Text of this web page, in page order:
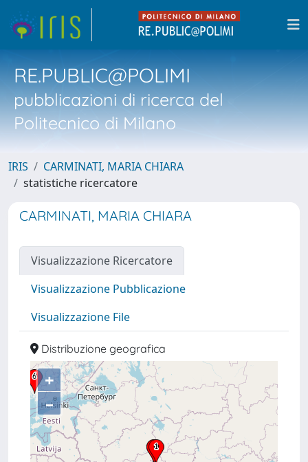
RE.PUBLIC@POLIMI
pubblicazioni di ricerca del
Politecnico di Milano
IRIS
CARMINATI, MARIA CHIARA
statistiche ricercatore
CARMINATI, MARIA CHIARA
Visualizzazione Ricercatore
Visualizzazione Pubblicazione
Visualizzazione File
Distribuzione geografica
+
–